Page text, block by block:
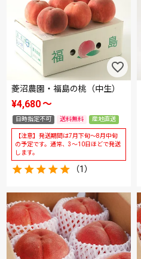
菱沼農園・福島の桃（中生）
¥4,680〜
日時指定不可 送料無料 産地直送
【注意】発送期間は7月下旬～8月中旬
の予定です。通常、3～10日ほどで発送
します。
（1）